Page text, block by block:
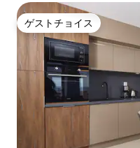
ゲストチョイス
ゲストチョイス